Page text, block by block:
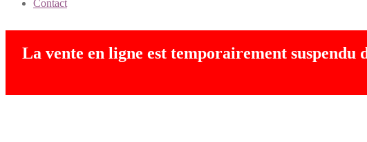
Contact
La vente en ligne est temporairement suspendu